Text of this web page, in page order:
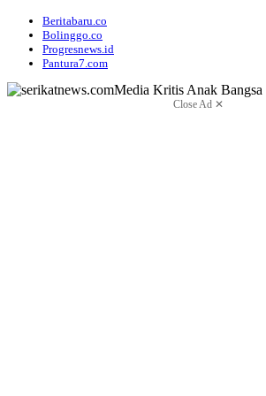
Beritabaru.co
Bolinggo.co
Progresnews.id
Pantura7.com
Close Ad ✕